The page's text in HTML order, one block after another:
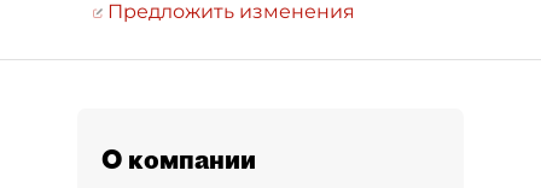
Предложить изменения
О компании